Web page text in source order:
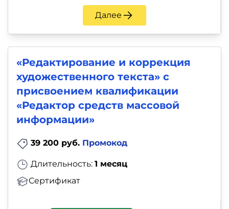
Далее
«Редактирование и коррекция
художественного текста» с
присвоением квалификации
«Редактор средств массовой
информации»
39 200 руб. Промокод
Длительность: 1 месяц
Сертификат